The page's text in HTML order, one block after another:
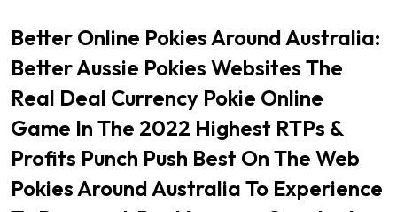
Better Online Pokies Around Australia:
Better Aussie Pokies Websites The
Real Deal Currency Pokie Online
Game In The 2022 Highest RTPs &
Profits Punch Push Best On The Web
Pokies Around Australia To Experience